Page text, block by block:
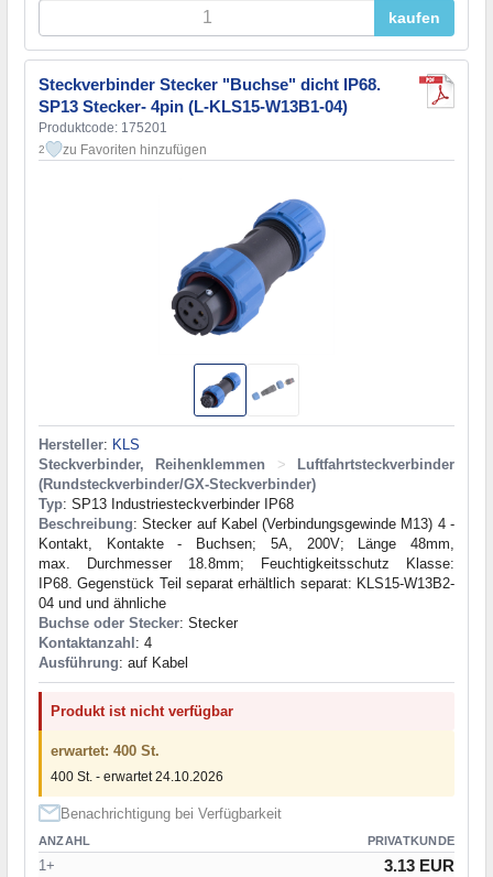
kaufen
Steckverbinder Stecker "Buchse" dicht IP68.
SP13 Stecker- 4pin (L-KLS15-W13B1-04)
Produktcode: 175201
2 zu Favoriten hinzufügen
Hersteller: KLS
Steckverbinder, Reihenklemmen
>
Luftfahrtsteckverbinder
(Rundsteckverbinder/GX-Steckverbinder)
Typ: SP13 Industriesteckverbinder IP68
Beschreibung: Stecker auf Kabel (Verbindungsgewinde M13) 4 -
Kontakt, Kontakte - Buchsen; 5A, 200V; Länge 48mm,
max. Durchmesser 18.8mm; Feuchtigkeitsschutz Klasse:
IP68. Gegenstück Teil separat erhältlich separat: KLS15-W13B2-
04 und und ähnliche
Buchse oder Stecker: Stecker
Kontaktanzahl : 4
Ausführung: auf Kabel
Produkt ist nicht verfügbar
erwartet: 400 St.
400 St. - erwartet 24.10.2026
Benachrichtigung bei Verfügbarkeit
ANZAHL PRIVATKUNDE
1+ 3.13 EUR